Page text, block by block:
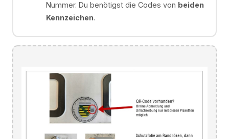
Nummer. Du benötigst die Codes von beiden
Kennzeichen.